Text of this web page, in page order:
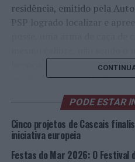
residência, emitido pela
PSP logrado localizar e
licença que lhe permita o
munições no âmbito de um
O detido, após cumpridos os
imediato presente no
PODE ESTAR
Cinco projetos de Cascais
iniciativa europeia
Festas do Mar 2026: O Festival